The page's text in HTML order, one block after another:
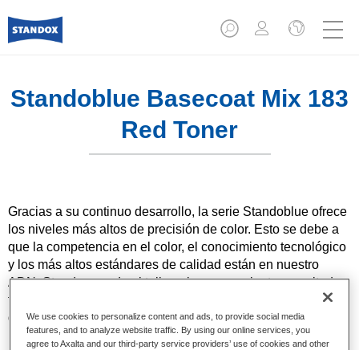
Standoblue Basecoat Mix 183
Red Toner
Gracias a su continuo desarrollo, la serie Standoblue ofrece
los niveles más altos de precisión de color. Esto se debe a
que la competencia en el color, el conocimiento tecnológico
y los más altos estándares de calidad están en nuestro
ADN. Standox ayuda al taller a lograr excelentes resultados,
tanto en las reparaciones sencillas como en los retos más
desafiantes.
We use cookies to personalize content and ads, to provide social media
features, and to analyze website traffic. By using our online services, you
agree to Axalta and our third-party service providers’ use of cookies and other